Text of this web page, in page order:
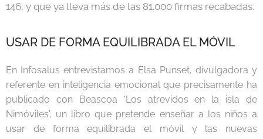
146, y que ya lleva más de las 81.000 firmas recabadas.
USAR DE FORMA EQUILIBRADA EL MÓVIL
En Infosalus entrevistamos a Elsa Punset, divulgadora y
referente en inteligencia emocional que precisamente ha
publicado con Beascoa 'Los atrevidos en la isla de
Nimóviles', un libro que pretende enseñar a los niños a
usar de forma equilibrada el móvil y las nuevas